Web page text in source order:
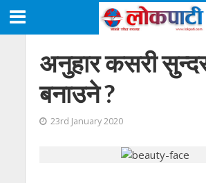
अनुहार कसरी
बनाउने ?
23rd January 2020